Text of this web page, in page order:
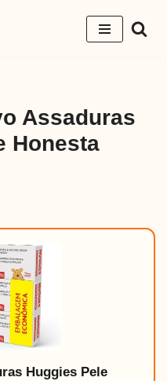
Assaduras
Honesta
Huggies Pele